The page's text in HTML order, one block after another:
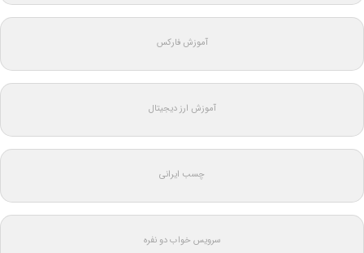
آموزش فارکس
آموزش ارز دیجیتال
چسب ایرانی
سرویس خواب دو نفره